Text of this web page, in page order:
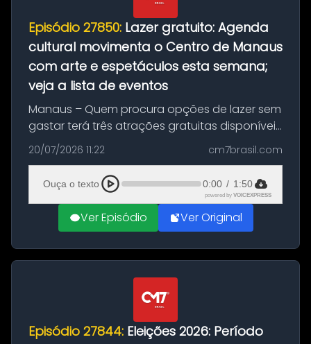
Episódio 27850: Lazer gratuito: Agenda
cultural movimenta o Centro de Manaus
com arte e espetáculos esta semana;
veja a lista de eventos
Manaus – Quem procura opções de lazer sem
gastar terá três atrações gratuitas disponíveis
entre esta segunda-feira (20) e quinta-feira
(23). A programação inclui uma exposição
dedicada à história das ...
20/07/2026 11:22 cm7brasil.com
Ouça o texto 0:00 / 1:50
powered by VOICEXPRESS
Ver Episódio Ver Original
Episódio 27844: Eleições 2026: Período